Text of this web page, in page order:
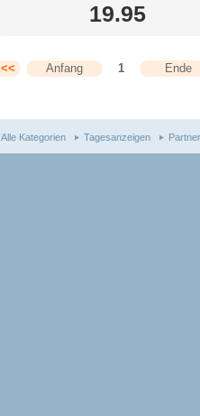
19.95 
<< Anfang 1 Ende
Alle Kategorien Tagesanzeigen Partner